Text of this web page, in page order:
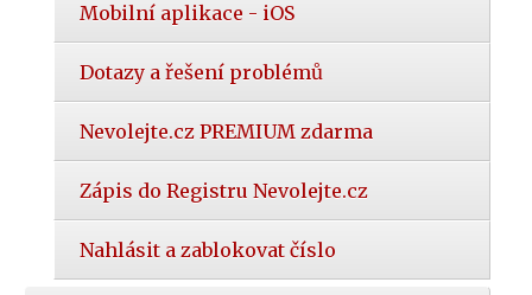
Mobilní aplikace - iOS
Dotazy a řešení problémů
Nevolejte.cz PREMIUM zdarma
Zápis do Registru Nevolejte.cz
Nahlásit a zablokovat číslo